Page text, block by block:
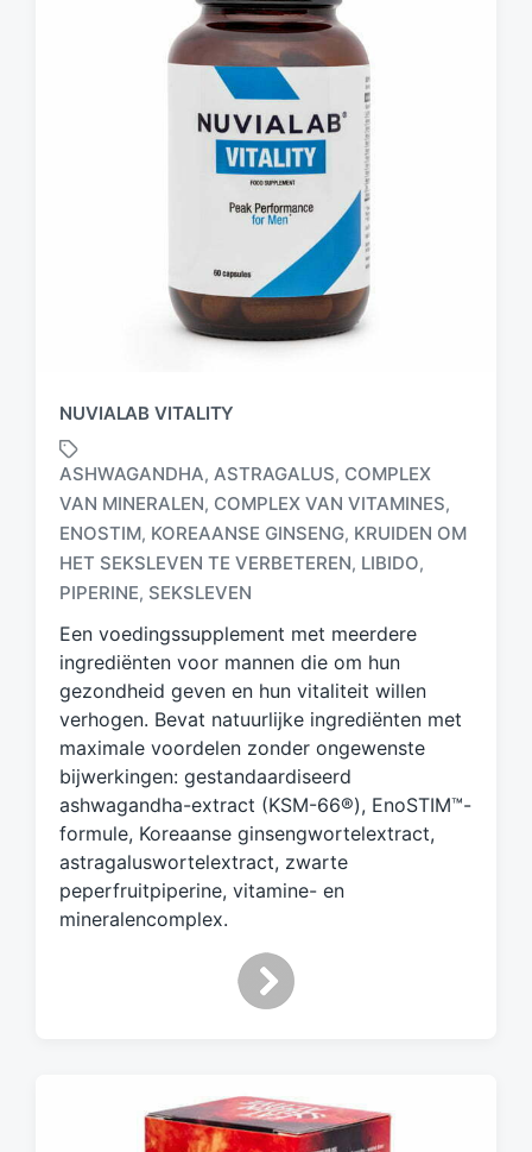
NUVIALAB VITALITY
G
e
t
g
d
m
e
ASHWAGANDHA, ASTRAGALUS, COMPLEX
VAN MINERALEN, COMPLEX VAN VITAMINES,
ENOSTIM, KOREAANSE GINSENG, KRUIDEN OM
HET SEKSLEVEN TE VERBETEREN, LIBIDO,
PIPERINE, SEKSLEVEN
Een voedingssupplement met meerdere
ingrediënten voor mannen die om hun
gezondheid geven en hun vitaliteit willen
verhogen. Bevat natuurlijke ingrediënten met
maximale voordelen zonder ongewenste
bijwerkingen: gestandaardiseerd
ashwagandha-extract (KSM-66®), EnoSTIM™-
formule, Koreaanse ginsengwortelextract,
astragaluswortelextract, zwarte
peperfruitpiperine, vitamine- en
mineralencomplex.